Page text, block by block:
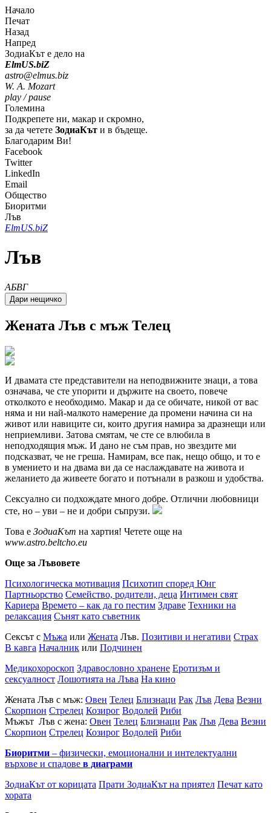
Начало
Печат
Назад
Напред
ЗодиаКът е дело на
ElmUS.biZ
astro@elmus.biz
W. A. Mozart
play / pause
Големина
Подкрепете ни, макар и скромно,
за да четете ЗодиаКът и в бъдеще.
Благодарим Ви!
Facebook
Twitter
LinkedIn
Email
Общество
Биоритми
Лъв
ElmUS.biZ
Лъв
AБВГ
Жената Лъв с мъж Телец
И двамата сте представители на неподвижните знаци, а това
означава, че сте упорити и държите на своето, повече
отколкото е необходимо. Макар и да се обичате, никой от вас
няма и ни най-малкото намерение да промени начина си на
живот или навиците си, които другия намира за дразнещи или
неприемливи. Затова смятам, че сте се влюбила в
неподходящия мъж. И дано не съм прав, но звездите ми
подсказват, че не греша. Намирам, все пак, нещо общо, и то е
в умението и на двама ви да се наслаждавате на живота и
желанието да живеете богато и потънали в разкош и удобства.
Сексуално си подхождате много добре. Отлични любовници
сте, но – уви – не и добри съпрузи.
Това е ЗодиаКът на хартия! Четете още на
www.astro.beltcho.eu
Още за Лъвовете
Психологическа мотивация Психотип според Юнг
Партньорство Семейство, родители, деца Интимен свят
Кариера Времето – как да го пестим Здраве Техники на
релаксация Сънят като съветник
Сексът с Мъжа или Жената Лъв. Позитиви и негативи Страх
В кавга Началник или Подчинен
Медикохороскоп Здравословно хранене Еротизъм и
сексуалност Лошотията на Лъва На кино
Жената Лъв с мъж: Овен Телец Близнаци Рак Лъв Дева Везни
Скорпион Стрелец Козирог Водолей Риби
Мъжът Лъв с жена: Овен Телец Близнаци Рак Лъв Дева Везни
Скорпион Стрелец Козирог Водолей Риби
Биоритми – физически, емоционални и интелектуални
върхове и спадове в диаграми
ЗодиаКът от корицата Прати ЗодиаКът на приятел Печат като
хората